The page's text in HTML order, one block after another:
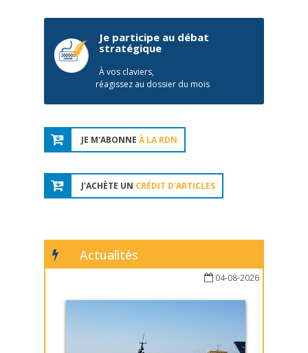
Je participe au débat
stratégique
À vos claviers,
réagissez au dossier du mois
JE M'ABONNE À LA RDN
J'ACHÈTE UN CRÉDIT D'ARTICLES
Actualités
04-08-2026